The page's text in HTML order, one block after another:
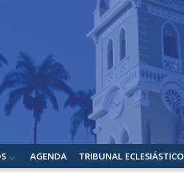
AGENDA TRIBUNAL ECLESIÁSTICO